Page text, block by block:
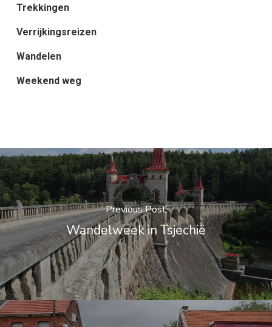
Trekkingen
Verrijkingsreizen
Wandelen
Weekend weg
Previous Post
Wandelweek in Tsjechië